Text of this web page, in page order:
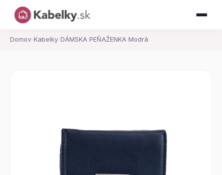
Domov› Kabelky› DÁMSKA PEŇAŽENKA Modrá